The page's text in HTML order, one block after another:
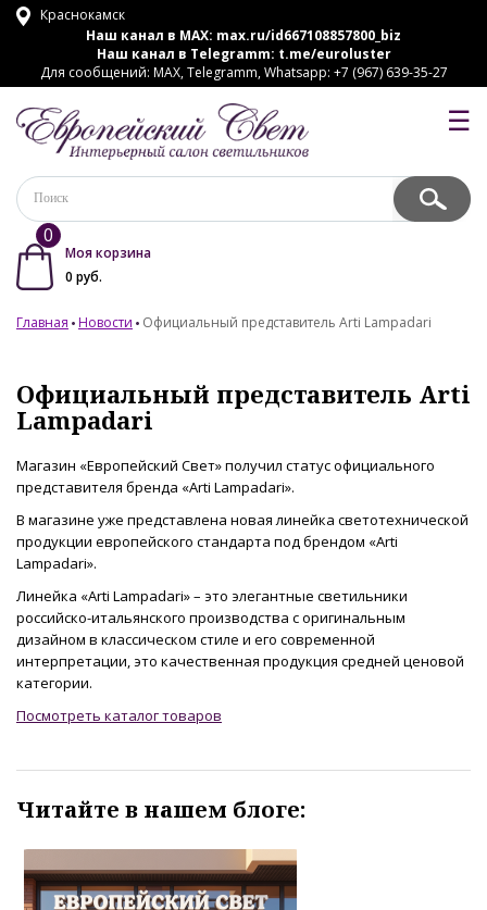
Краснокамск
Наш канал в MAX: max.ru/id667108857800_biz
Наш канал в Telegramm: t.me/euroluster
Для сообщений: MAX, Telegramm, Whatsapp: +7 (967) 639-35-27
☰
0
Моя корзина
0 руб.
Главная Новости Официальный представитель Arti Lampadari
Официальный представитель Arti
Lampadari
Магазин «Европейский Свет»получил статус официального
представителя бренда «Arti Lampadari».
В магазине уже представлена новая линейка светотехнической
продукции европейского стандарта под брендом «Arti
Lampadari».
Линейка «Arti Lampadari» – это элегантные светильники
российско-итальянского производства с оригинальным
дизайном в классическом стиле и его современной
интерпретации, это качественная продукция средней ценовой
категории.
Посмотреть каталог товаров
Читайте в нашем блоге: